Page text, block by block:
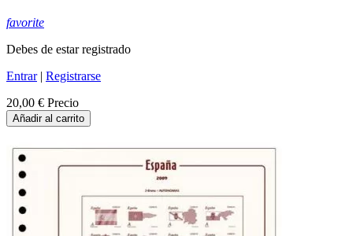
favorite
Debes de estar registrado
Entrar| Registrarse
20,00 € Precio
Añadir al carrito